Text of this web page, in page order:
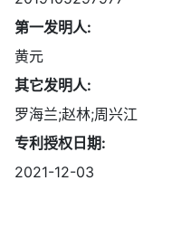
第一发明人:
黄元
其它发明人:
罗海兰;赵林;周兴江
专利授权日期:
2021-12-03